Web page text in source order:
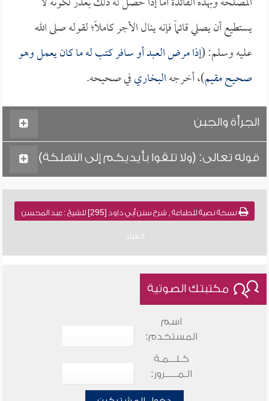
يستطيع أن يصلي قائماً فإنه ينال الأجر كاملاً؛ لقوله صلى الله
عليه وسلم: (إذا مرض العبد أو سافر كتب له ما كان يعمل وهو
صحيح مقيم)، أخرجهالبخاريفي صحيحه.
الجرأة والجبن
قوله تعالى: (ولا تلقوا بأيديكم إلى التهلكة)
نسخة نصية للطباعة , شرح سنن أبي داود [295] للشيخ : عبد المحسن
العباد
مكتبتك الصوتية
اسم
المستخدم:
كـلـــمـة
الـمـــــرور: